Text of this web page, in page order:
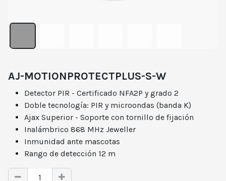
AJ-MOTIONPROTECTPLUS-S-W
Detector PIR - Certificado NFA2P y grado 2
Doble tecnología: PIR y microondas (banda K)
Ajax Superior - Soporte con tornillo de fijación
Inalámbrico 868 MHz Jeweller
Inmunidad ante mascotas
Rango de detección 12 m